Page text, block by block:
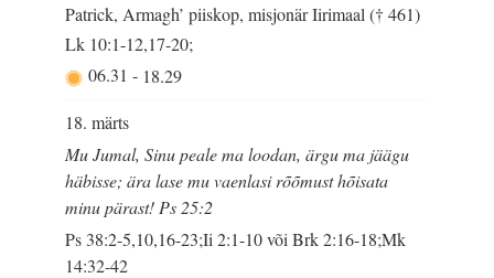
Patrick, Armagh’ piiskop, misjonär Iirimaal († 461)
Lk 10:1-12,17-20;
06.31- 18.29
18. märts
Mu Jumal, Sinu peale ma loodan, ärgu ma jäägu
häbisse; ära lase mu vaenlasi rõõmust hõisata
minu pärast! Ps 25:2
Ps 38:2-5,10,16-23;Ii 2:1-10 või Brk 2:16-18;Mk
14:32-42